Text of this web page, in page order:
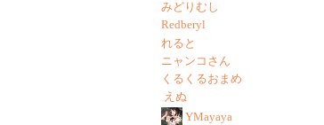
みどりむし
Redberyl
れると
ニャンコさん
くるくるおまめ
えぬ
YMayaya